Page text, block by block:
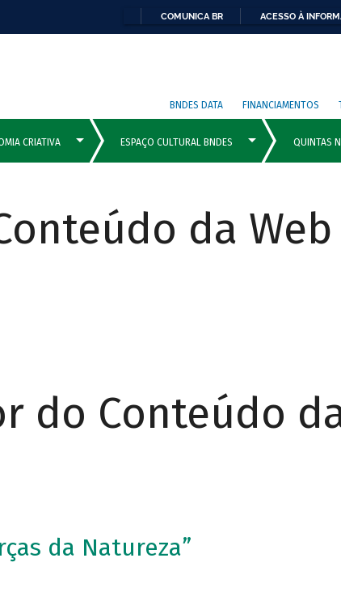
COMUNICA BR ACESSO À
BNDES DATA FINANCIAMENTOS
da Web
do Conteúdo
da Natureza”